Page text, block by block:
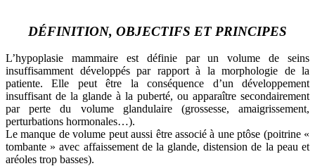
DÉFINITION, OBJECTIFS ET PRINCIPES
L’hypoplasie mammaire est définie par un volume de seins
insuffisamment développés par rapport à la morphologie de la
patiente. Elle peut être la conséquence d’un développement
insuffisant de la glande à la puberté, ou apparaître secondairement
par perte du volume glandulaire (grossesse, amaigrissement,
perturbations hormonales…).
Le manque de volume peut aussi être associé à une ptôse (poitrine «
tombante » avec affaissement de la glande, distension de la peau et
aréoles trop basses).